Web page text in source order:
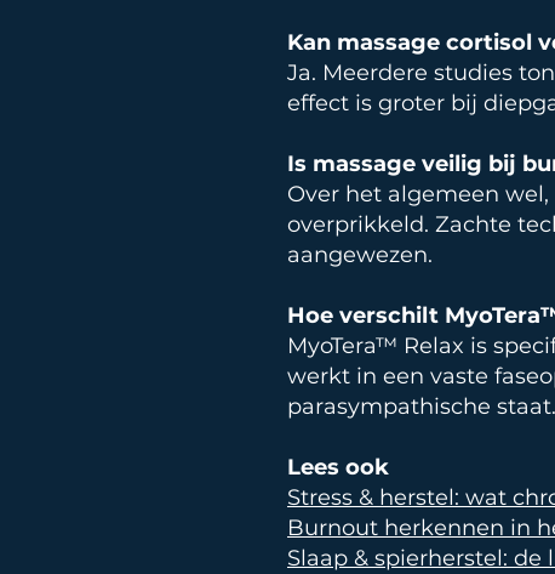
Kan massage cortisol
Ja. Meerdere studies
effect is groter bij
Is massage veilig bij
Over het algemeen
overprikkeld. Zachte
aangewezen.
Hoe verschilt
MyoTera™ Relax is
werkt in een vaste
parasympathische staat.
Lees ook
Stress & herstel: wat
Burnout herkennen in
Slaap & spierherstel: